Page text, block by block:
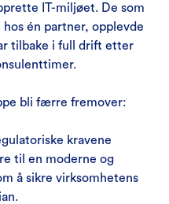
IT-miljøet. De som
én partner, opplevde
tilbake i full drift etter
bli færre fremover:
kravene
til en moderne og
å sikre virksomhetens